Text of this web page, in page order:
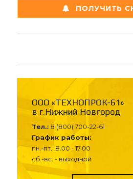
ПОЛУЧИТЬ
ООО «ТЕХНОПРОК-61»
в г.Нижний Новгород
Тел.: 8 (800) 700-22-61
График работы:
пн.-пт.: 8.00 - 17.00
сб.-вс. - выходной